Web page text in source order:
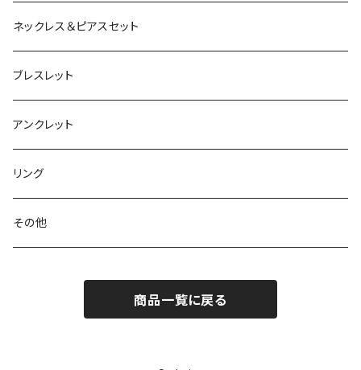
ネックレス＆ピアスセット
ブレスレット
アンクレット
リング
その他
商品一覧に戻る